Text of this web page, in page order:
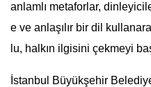
anlamlı metaforlar,
e ve anlaşılır bir dil
lu, halkın ilgisini çekmeyi
İstanbul Büyükşehir